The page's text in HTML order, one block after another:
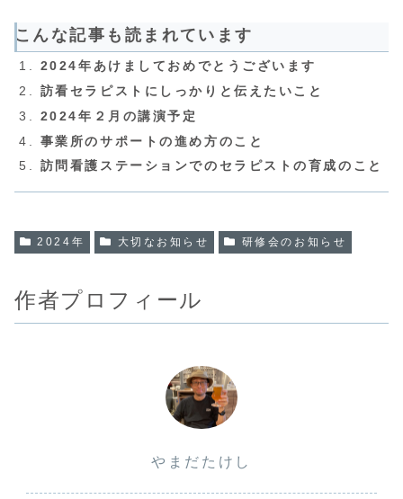
こんな記事も読まれています
2024年あけましておめでとうございます
訪看セラピストにしっかりと伝えたいこと
2024年２月の講演予定
事業所のサポートの進め方のこと
訪問看護ステーションでのセラピストの育成のこと
2024年 大切なお知らせ 研修会のお知らせ
作者プロフィール
やまだたけし